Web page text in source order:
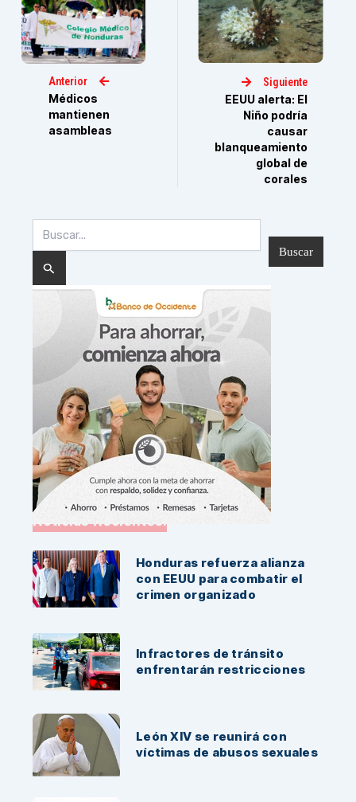
Anterior
Médicos
mantienen
asambleas
Siguiente
EEUU alerta: El
Niño podría
causar
blanqueamiento
global de
corales
por:
Noticias Recientes:
Honduras refuerza alianza
con EEUU para combatir el
crimen organizado
Infractores de tránsito
enfrentarán restricciones
León XIV se reunirá con
víctimas de abusos sexuales